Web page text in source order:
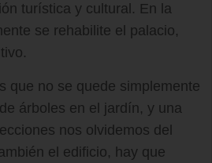
turística y cultural. En la
se rehabilite el palacio,
que no se quede simplemente
árboles en el jardín, y una
nos olvidemos del
el edificio, hay que